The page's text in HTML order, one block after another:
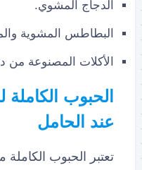
الدجاج المشوي.
البطاطس المشوية
الأكلات المصنوعة من
الحبوب
عند الحامل
تعتبر الحبوب